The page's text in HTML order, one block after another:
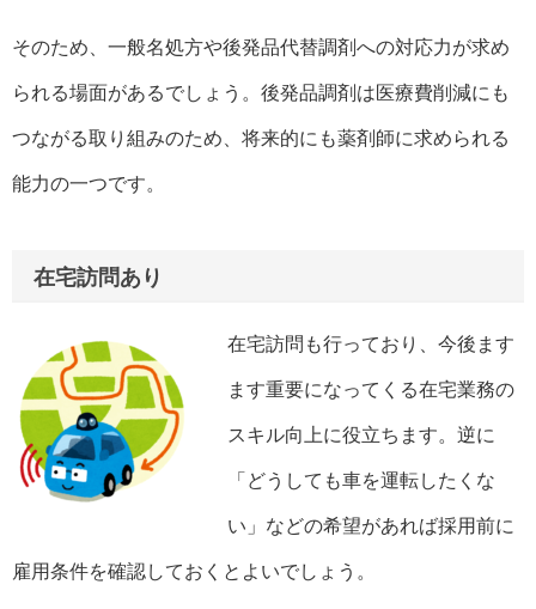
そのため、一般名処方や後発品代替調剤への対応力が求め
られる場面があるでしょう。後発品調剤は医療費削減にも
つながる取り組みのため、将来的にも薬剤師に求められる
能力の一つです。
在宅訪問あり
在宅訪問も行っており、今後ます
ます重要になってくる在宅業務の
スキル向上に役立ちます。逆に
「どうしても車を運転したくな
い」などの希望があれば採用前に
雇用条件を確認しておくとよいでしょう。